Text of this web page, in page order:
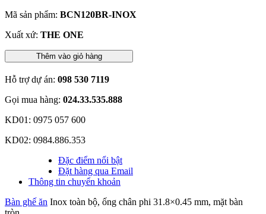
Mã sản phẩm: BCN120BR-INOX
Xuất xứ: THE ONE
Thêm vào giỏ hàng
Hỗ trợ dự án: 098 530 7119
Gọi mua hàng: 024.33.535.888
KD01: 0975 057 600
KD02: 0984.886.353
Đặc điểm nổi bật
Đặt hàng qua Email
Thông tin chuyển khoản
Bàn ghế ăn Inox toàn bộ, ống chân phi 31.8×0.45 mm, mặt bàn